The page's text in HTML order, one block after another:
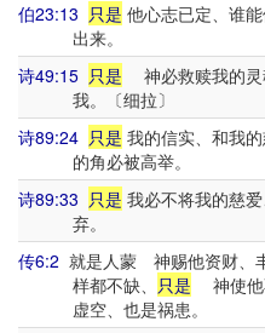
伯23:13 只是 他心志已定、谁
出来。
诗49:15 只是 神必救赎我的灵
我。〔细拉〕
诗89:24 只是 我的信实、和我
的角必被高举。
诗89:33 只是 我必不将我的慈
弃。
传6:2 就是人蒙 神赐他资财、
样都不缺、 只是 神使他
虚空、也是祸患。